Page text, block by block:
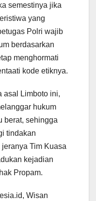
semestinya jika
yang
Polri wajib
berdasarkan
menghormati
kode etiknya.
asal Limboto ini,
hukum
berat, sehingga
tindakan
Tim Kuasa
kejadian
Propam.
Wisan